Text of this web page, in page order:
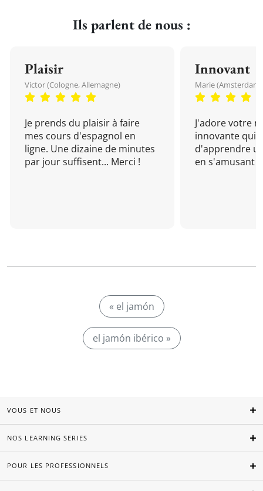
Ils parlent de nous :
Plaisir
Victor (Cologne, Allemagne)
Je prends du plaisir à faire
mes cours d'espagnol en
ligne. Une dizaine de minutes
par jour suffisent... Merci !
Innovant
Marie (Amsterdam,
J'adore votre
innovante qui
d'apprendre
en s'amusant !
« el jamón
el jamón ibérico »
VOUS ET NOUS
NOS LEARNING SERIES
POUR LES PROFESSIONNELS